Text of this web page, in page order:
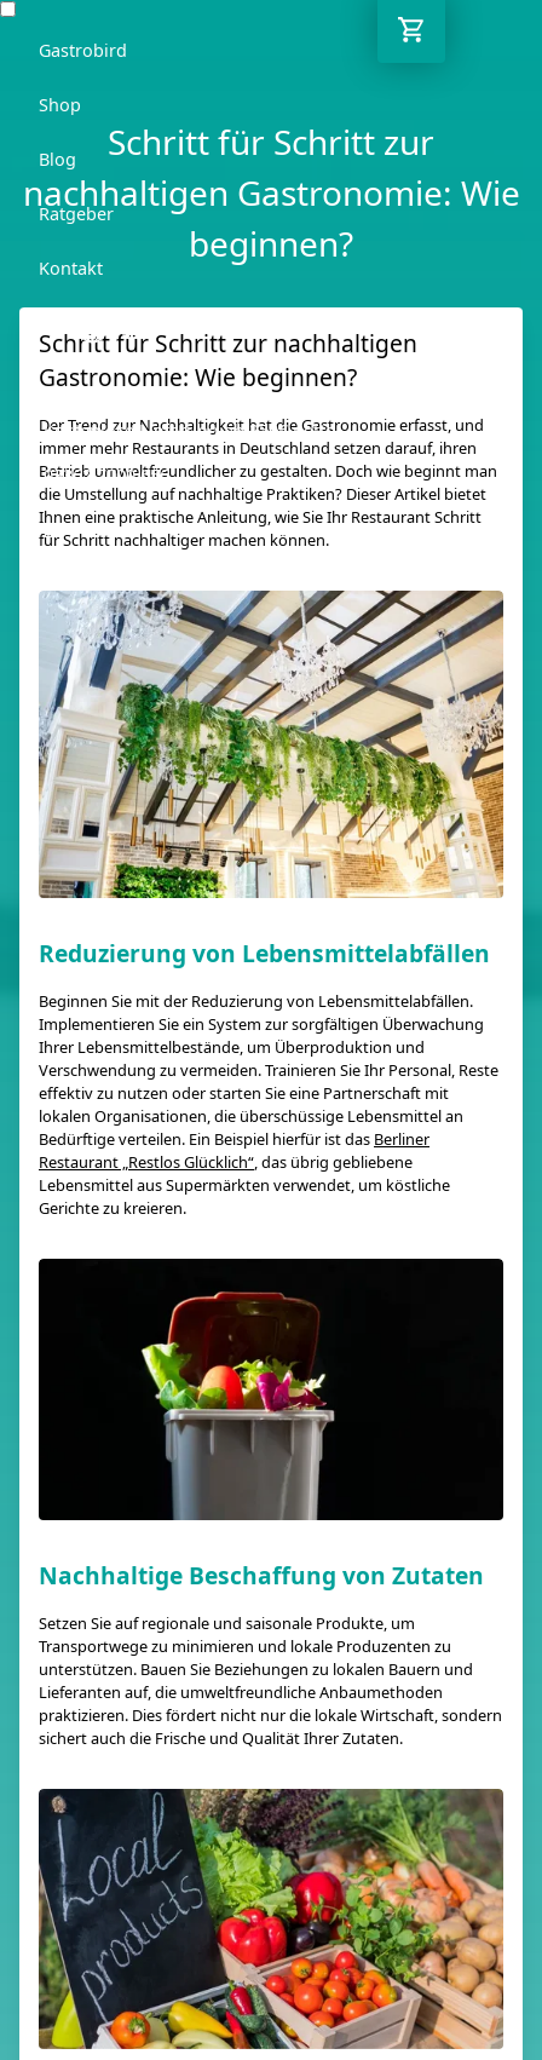
Gastrobird
Shop
Blog
Ratgeber
Kontakt
DE
Kostenlose Lieferung ab 250€ netto
03362 7000 656
Schritt für Schritt zur
nachhaltigen Gastronomie: Wie
beginnen?
Schritt für Schritt zur nachhaltigen
Gastronomie: Wie beginnen?
Der Trend zur Nachhaltigkeit hat die Gastronomie erfasst, und
immer mehr Restaurants in Deutschland setzen darauf, ihren
Betrieb umweltfreundlicher zu gestalten. Doch wie beginnt man
die Umstellung auf nachhaltige Praktiken? Dieser Artikel bietet
Ihnen eine praktische Anleitung, wie Sie Ihr Restaurant Schritt
für Schritt nachhaltiger machen können.
Reduzierung von Lebensmittelabfällen
Beginnen Sie mit der Reduzierung von Lebensmittelabfällen.
Implementieren Sie ein System zur sorgfältigen Überwachung
Ihrer Lebensmittelbestände, um Überproduktion und
Verschwendung zu vermeiden. Trainieren Sie Ihr Personal, Reste
effektiv zu nutzen oder starten Sie eine Partnerschaft mit
lokalen Organisationen, die überschüssige Lebensmittel an
Bedürftige verteilen. Ein Beispiel hierfür ist das Berliner
Restaurant „Restlos Glücklich“, das übrig gebliebene
Lebensmittel aus Supermärkten verwendet, um köstliche
Gerichte zu kreieren.
Nachhaltige Beschaffung von Zutaten
Setzen Sie auf regionale und saisonale Produkte, um
Transportwege zu minimieren und lokale Produzenten zu
unterstützen. Bauen Sie Beziehungen zu lokalen Bauern und
Lieferanten auf, die umweltfreundliche Anbaumethoden
praktizieren. Dies fördert nicht nur die lokale Wirtschaft, sondern
sichert auch die Frische und Qualität Ihrer Zutaten.